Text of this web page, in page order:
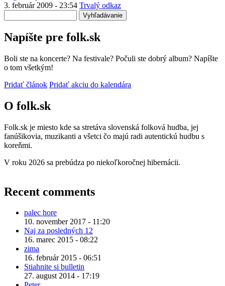
3. február 2009 - 23:54 Trvalý odkaz
Napíšte pre folk.sk
Boli ste na koncerte? Na festivale? Počuli ste dobrý album? Napíšte
o tom všetkým!
Pridať článok Pridať akciu do kalendára
O folk.sk
Folk.sk je miesto kde sa stretáva slovenská folková hudba, jej
fanúšikovia, muzikanti a všetci čo majú radi autentickú hudbu s
koreňmi.
V roku 2026 sa prebúdza po niekoľkoročnej hibernácii.
Recent comments
palec hore
10. november 2017 - 11:20
Naj za posledných 12
16. marec 2015 - 08:22
zima
16. február 2015 - 06:51
Stiahnite si bulletin
27. august 2014 - 17:19